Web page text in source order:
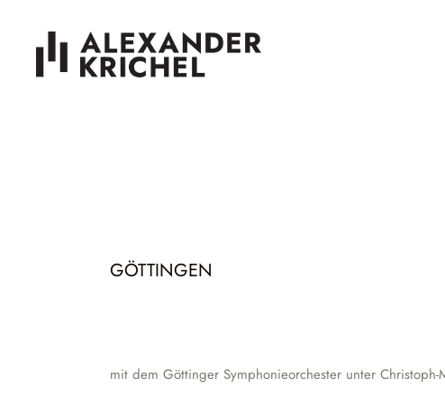
GÖTTINGEN
mit dem Göttinger Symphonieorchester unter Christoph-